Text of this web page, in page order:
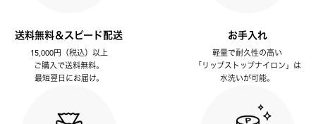
送料無料＆スピード配送
15,000円（税込）以上
ご購入で送料無料。
最短翌日にお届け。
お手入れ
軽量で耐久性の高い
「リップストップナイロン」は
水洗いが可能。